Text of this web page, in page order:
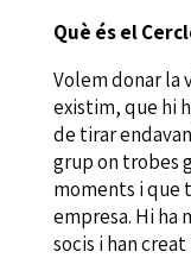
Què és el
Volem donar la
existim, que hi
de tirar
grup on trobes
moments i que
empresa. Hi ha
socis i han